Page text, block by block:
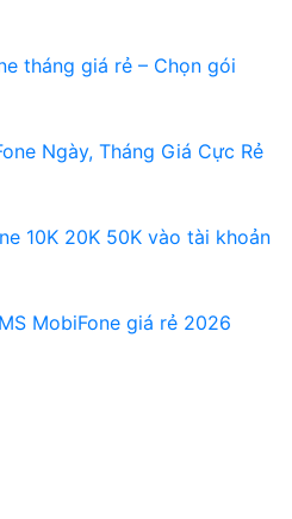
tháng giá rẻ – Chọn gói
Ngày, Tháng Giá Cực Rẻ
10K 20K 50K vào tài khoản
MobiFone giá rẻ 2026